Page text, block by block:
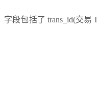
段包括了 trans_id(交易